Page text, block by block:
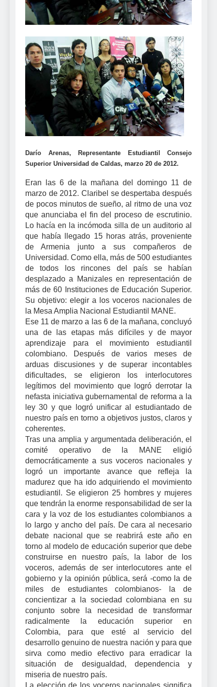
Darío Arenas, Representante Estudiantil Consejo
Superior Universidad de Caldas, marzo 20 de 2012.
Eran las 6 de la mañana del domingo 11 de
marzo de 2012. Claribel se despertaba después
de pocos minutos de sueño, al ritmo de una voz
que anunciaba el fin del proceso de escrutinio.
Lo hacía en la incómoda silla de un auditorio al
que había llegado 15 horas atrás, proveniente
de Armenia junto a sus compañeros de
Universidad. Como ella, más de 500 estudiantes
de todos los rincones del país se habían
desplazado a Manizales en representación de
más de 60 Instituciones de Educación Superior.
Su objetivo: elegir a los voceros nacionales de
la Mesa Amplia Nacional Estudiantil MANE.
Ese 11 de marzo a las 6 de la mañana, concluyó
una de las etapas más difíciles y de mayor
aprendizaje para el movimiento estudiantil
colombiano. Después de varios meses de
arduas discusiones y de superar incontables
dificultades, se eligieron los interlocutores
legítimos del movimiento que logró derrotar la
nefasta iniciativa gubernamental de reforma a la
ley 30 y que logró unificar al estudiantado de
nuestro país en torno a objetivos justos, claros y
coherentes.
Tras una amplia y argumentada deliberación, el
comité operativo de la MANE eligió
democráticamente a sus voceros nacionales y
logró un importante avance que refleja la
madurez que ha ido adquiriendo el movimiento
estudiantil. Se eligieron 25 hombres y mujeres
que tendrán la enorme responsabilidad de ser la
cara y la voz de los estudiantes colombianos a
lo largo y ancho del país. De cara al necesario
debate nacional que se reabrirá este año en
torno al modelo de educación superior que debe
construirse en nuestro país, la labor de los
voceros, además de ser interlocutores ante el
gobierno y la opinión pública, será -como la de
miles de estudiantes colombianos- la de
concientizar a la sociedad colombiana en su
conjunto sobre la necesidad de transformar
radicalmente la educación superior en
Colombia, para que esté al servicio del
desarrollo genuino de nuestra nación y para que
sirva como medio efectivo para erradicar la
situación de desigualdad, dependencia y
miseria de nuestro país.
La elección de los voceros nacionales significa